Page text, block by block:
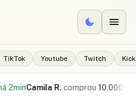
TikTok Youtube Twitch Kick
R. comprou 10.000 curtidas